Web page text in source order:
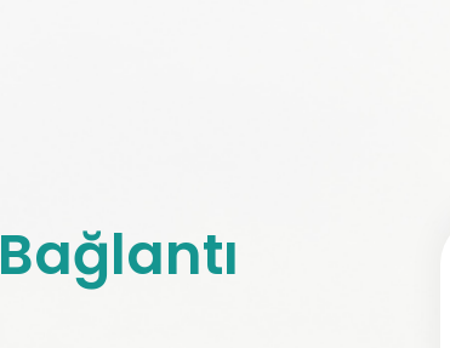
Bağlantı